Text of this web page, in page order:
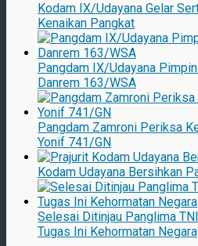
Kodam IX/Udayana Gelar
Kenaikan Pangkat
Pangdam IX/Udayana
Danrem 163/WSA
Pangdam Zamroni Periksa
Yonif 741/GN
Kodam Udayana Bersihkan
Selesai Ditinjau Panglima
Tugas Ini Kehormatan Negara